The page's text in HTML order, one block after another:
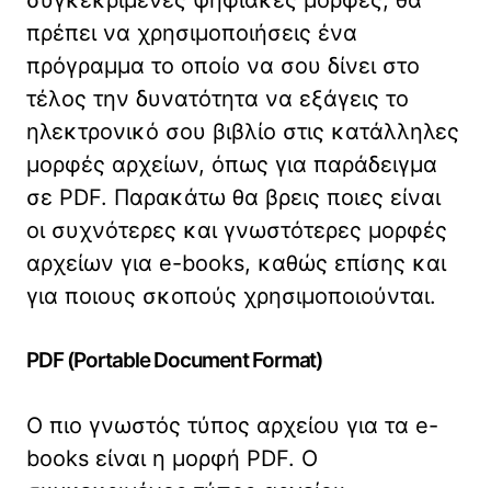
πρέπει να χρησιμοποιήσεις ένα
πρόγραμμα το οποίο να σου δίνει στο
τέλος την δυνατότητα να εξάγεις το
ηλεκτρονικό σου βιβλίο στις κατάλληλες
μορφές αρχείων, όπως για παράδειγμα
σε PDF. Παρακάτω θα βρεις ποιες είναι
οι συχνότερες και γνωστότερες μορφές
αρχείων για e-books, καθώς επίσης και
για ποιους σκοπούς χρησιμοποιούνται.
PDF (Portable Document Format)
Ο πιο γνωστός τύπος αρχείου για τα e-
books είναι η μορφή PDF. Ο